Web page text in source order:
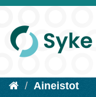
Aineistot